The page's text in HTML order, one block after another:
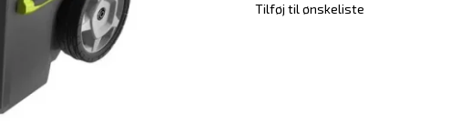
Tilføj til ønskeliste